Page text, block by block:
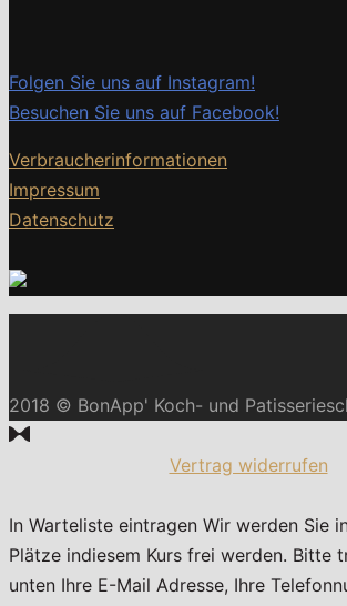
Folgen Sie uns auf Instagram!
Besuchen Sie uns auf Facebook!
Verbraucherinformationen
Impressum
Datenschutz
2018 © BonApp' Koch- und
Vertrag widerrufen
In Warteliste eintragen Wir werden Sie
Plätze indiesem Kurs frei werden. Bitte
unten Ihre E-Mail Adresse, Ihre